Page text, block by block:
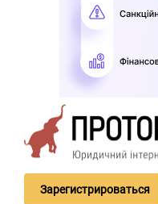
Зарегистрироваться